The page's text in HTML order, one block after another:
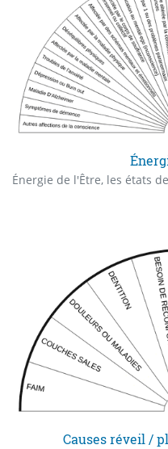
Énergie de l'Être, les états
Causes réveil /